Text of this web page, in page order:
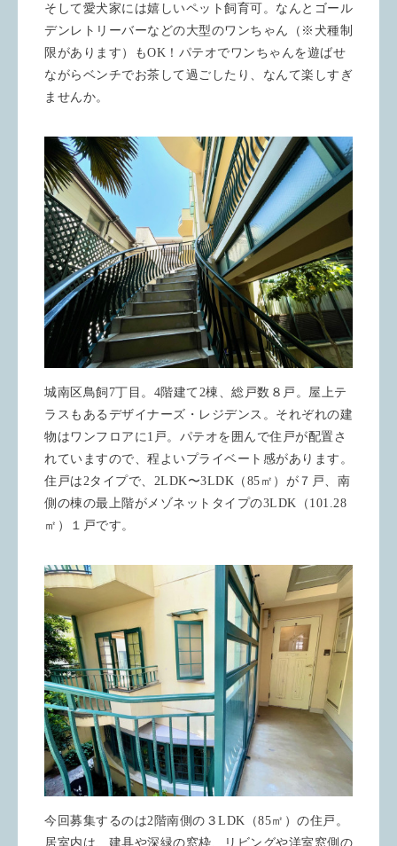
そして愛犬家には嬉しいペット飼育可。なんとゴール
デンレトリーバーなどの大型のワンちゃん（※犬種制
限があります）もOK！パテオでワンちゃんを遊ばせ
ながらベンチでお茶して過ごしたり、なんて楽しすぎ
ませんか。
城南区鳥飼7丁目。4階建て2棟、総戸数８戸。屋上テ
ラスもあるデザイナーズ・レジデンス。それぞれの建
物はワンフロアに1戸。パテオを囲んで住戸が配置さ
れていますので、程よいプライベート感があります。
住戸は2タイプで、2LDK〜3LDK（85㎡）が７戸、南
側の棟の最上階がメゾネットタイプの3LDK（101.28
㎡）１戸です。
今回募集するのは2階南側の３LDK（85㎡）の住戸。
居室内は、建具や深緑の窓枠、リビングや洋室窓側の